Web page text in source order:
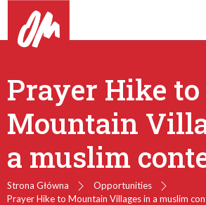
Prayer Hike to
Mountain
a muslim
Strona Główna
Opportunities
Prayer Hike to Mountain Villages in a muslim